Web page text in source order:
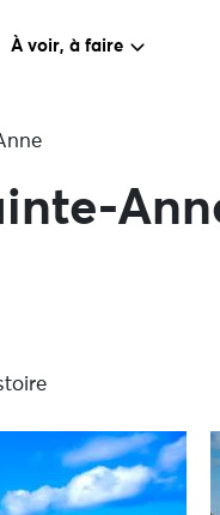
À voir, à faire